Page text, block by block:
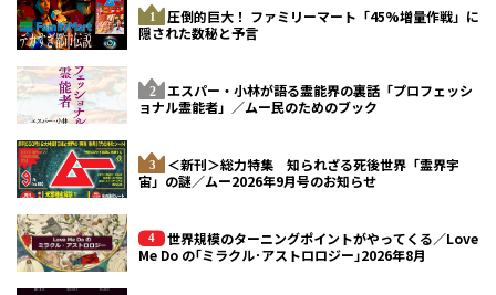
圧倒的巨大！ ファミリーマート「45%増量作戦」に
隠された数秘と予言
エスパー・小林が語る霊能界の裏話「プロフェッシ
ョナル霊能者」／ムー民のためのブック
＜新刊＞総力特集 知られざる死後世界「霊界宇
宙」の謎／ムー2026年9月号のお知らせ
世界規模のターニングポイントがやってくる／Love
Me Do の｢ミラクル･アストロロジー｣2026年8月